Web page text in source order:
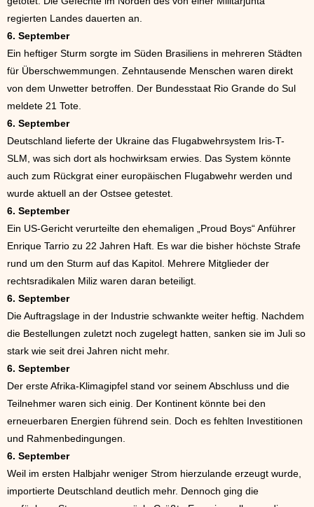
regierten Landes dauerten an.
6. September
Ein heftiger Sturm sorgte im Süden Brasiliens in mehreren Städten
für Überschwemmungen. Zehntausende Menschen waren direkt
von dem Unwetter betroffen. Der Bundesstaat Rio Grande do Sul
meldete 21 Tote.
6. September
Deutschland lieferte der Ukraine das Flugabwehrsystem Iris-T-
SLM, was sich dort als hochwirksam erwies. Das System könnte
auch zum Rückgrat einer europäischen Flugabwehr werden und
wurde aktuell an der Ostsee getestet.
6. September
Ein US-Gericht verurteilte den ehemaligen „Proud Boys“ Anführer
Enrique Tarrio zu 22 Jahren Haft. Es war die bisher höchste Strafe
rund um den Sturm auf das Kapitol. Mehrere Mitglieder der
rechtsradikalen Miliz waren daran beteiligt.
6. September
Die Auftragslage in der Industrie schwankte weiter heftig. Nachdem
die Bestellungen zuletzt noch zugelegt hatten, sanken sie im Juli so
stark wie seit drei Jahren nicht mehr.
6. September
Der erste Afrika-Klimagipfel stand vor seinem Abschluss und die
Teilnehmer waren sich einig. Der Kontinent könnte bei den
erneuerbaren Energien führend sein. Doch es fehlten Investitionen
und Rahmenbedingungen.
6. September
Weil im ersten Halbjahr weniger Strom hierzulande erzeugt wurde,
importierte Deutschland deutlich mehr. Dennoch ging die